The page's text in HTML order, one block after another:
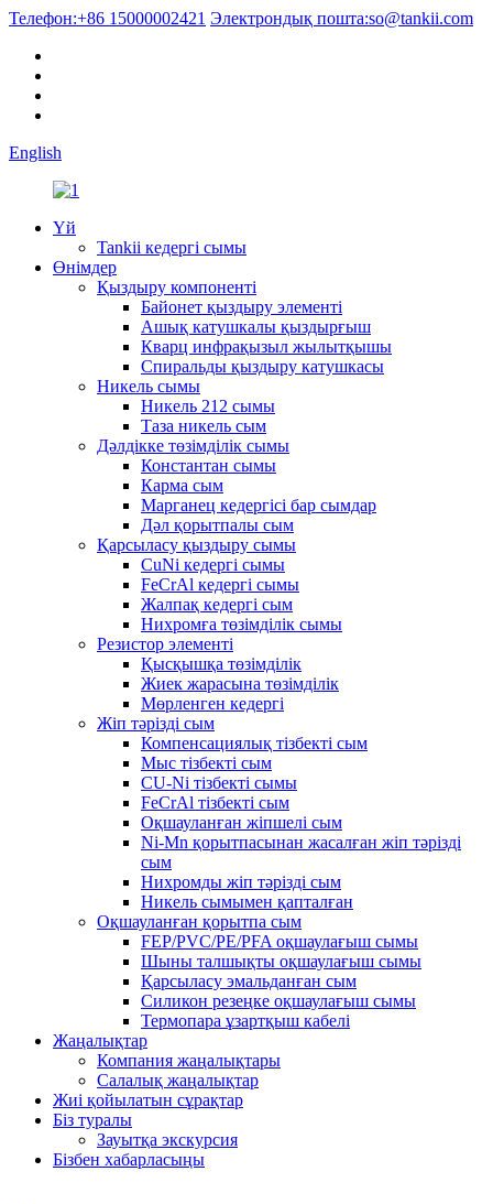
Телефон:+86 15000002421 Электрондық пошта:so@tankii.com
English
Үй
Tankii кедергі сымы
Өнімдер
Қыздыру компоненті
Байонет қыздыру элементі
Ашық катушкалы қыздырғыш
Кварц инфрақызыл жылытқышы
Спиральды қыздыру катушкасы
Никель сымы
Никель 212 сымы
Таза никель сым
Дәлдікке төзімділік сымы
Константан сымы
Карма сым
Марганец кедергісі бар сымдар
Дәл қорытпалы сым
Қарсыласу қыздыру сымы
CuNi кедергі сымы
FeCrAl кедергі сымы
Жалпақ кедергі сым
Нихромға төзімділік сымы
Резистор элементі
Қысқышқа төзімділік
Жиек жарасына төзімділік
Мөрленген кедергі
Жіп тәрізді сым
Компенсациялық тізбекті сым
Мыс тізбекті сым
CU-Ni тізбекті сымы
FeCrAl тізбекті сым
Оқшауланған жіпшелі сым
Ni-Mn қорытпасынан жасалған жіп тәрізді
сым
Нихромды жіп тәрізді сым
Никель сымымен қапталған
Оқшауланған қорытпа сым
FEP/PVC/PE/PFA оқшаулағыш сымы
Шыны талшықты оқшаулағыш сымы
Қарсыласу эмальданған сым
Силикон резеңке оқшаулағыш сымы
Термопара ұзартқыш кабелі
Жаңалықтар
Компания жаңалықтары
Салалық жаңалықтар
Жиі қойылатын сұрақтар
Біз туралы
Зауытқа экскурсия
Бізбен хабарласыңы